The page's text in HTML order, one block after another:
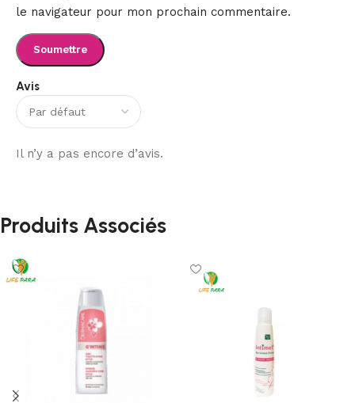
Avis
Il n’y a pas encore d’avis.
le navigateur pour mon prochain commentaire.
Produits Associés